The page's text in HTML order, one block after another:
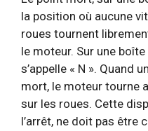
la position où aucune
roues tournent
le moteur. Sur une
s’appelle « N ». Quand
mort, le moteur tourne
sur les roues. Cette
l’arrêt, ne doit pas être